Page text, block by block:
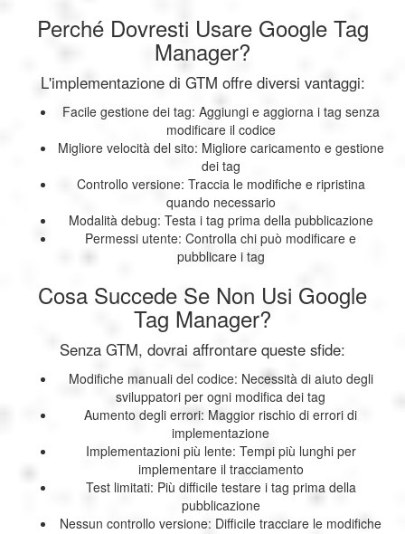
Perché Dovresti Usare Google Tag
Manager?
L'implementazione di GTM offre diversi vantaggi:
Facile gestione dei tag: Aggiungi e aggiorna i tag senza
modificare il codice
Migliore velocità del sito: Migliore caricamento e gestione
dei tag
Controllo versione: Traccia le modifiche e ripristina
quando necessario
Modalità debug: Testa i tag prima della pubblicazione
Permessi utente: Controlla chi può modificare e
pubblicare i tag
Cosa Succede Se Non Usi Google
Tag Manager?
Senza GTM, dovrai affrontare queste sfide:
Modifiche manuali del codice: Necessità di aiuto degli
sviluppatori per ogni modifica dei tag
Aumento degli errori: Maggior rischio di errori di
implementazione
Implementazioni più lente: Tempi più lunghi per
implementare il tracciamento
Test limitati: Più difficile testare i tag prima della
pubblicazione
Nessun controllo versione: Difficile tracciare le modifiche